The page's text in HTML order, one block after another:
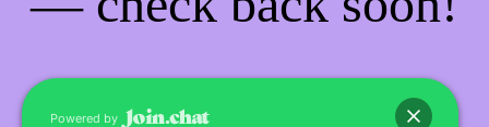
Powered by